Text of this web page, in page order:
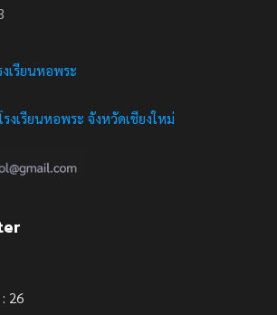
เรียนหอพระ
รงเรียนหอพระ จังหวัดเชียงใหม่
26